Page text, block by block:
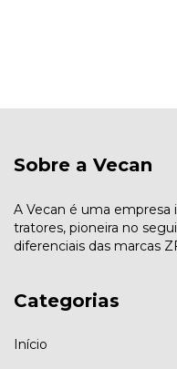
Sobre a Vecan
A Vecan é uma empresa
tratores, pioneira no
diferenciais das marcas
Categorias
Início